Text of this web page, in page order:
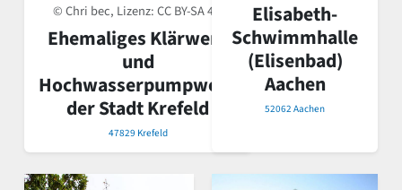
© Chri bec, Lizenz:CC BY-SA 4.0
Ehemaliges Klärwerk
und
Hochwasserpumpwerk
der Stadt Krefeld
47829 Krefeld
Elisabeth-
Schwimmhalle
(Elisenbad)
Aachen
52062 Aachen